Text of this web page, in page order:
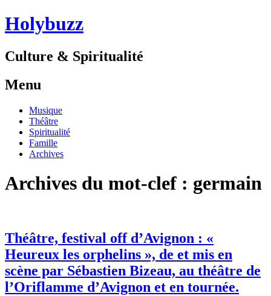
Holybuzz
Culture & Spiritualité
Menu
Aller
contenu
Musique
Théâtre
Spiritualité
Famille
Archives
Archives du mot-clef : germain
Théâtre, festival off d’Avignon : «
Heureux les orphelins », de et mis en
scène par Sébastien Bizeau, au théâtre de
l’Oriflamme d’Avignon et en tournée.